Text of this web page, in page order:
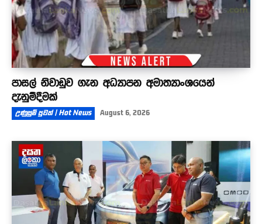
පාසල් නිවාඩුව ගැන අධ්‍යාපන අමාත්‍යාංශයෙන්
දැනුම්දීමක්
උණුසුම් පුවත් | Hot News August 6, 2026